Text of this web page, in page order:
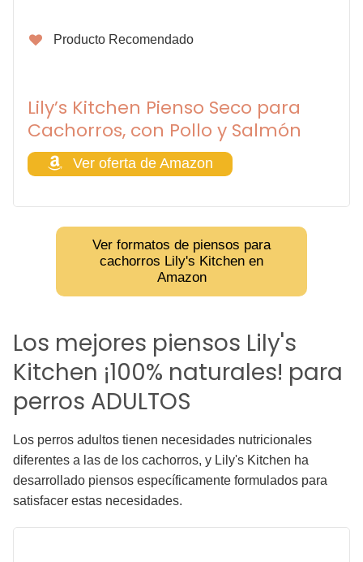
Producto Recomendado
Lily’s Kitchen Pienso Seco para
Cachorros, con Pollo y Salmón
Ver oferta de Amazon
Ver formatos de piensos para
cachorros Lily's Kitchen en
Amazon
Los mejores piensos Lily's
Kitchen ¡100% naturales! para
perros ADULTOS
Los perros adultos tienen necesidades nutricionales
diferentes a las de los cachorros, y Lily's Kitchen ha
desarrollado piensos específicamente formulados para
satisfacer estas necesidades.